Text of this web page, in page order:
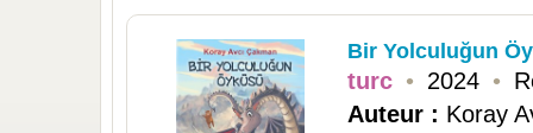
Bir Yolculuğun
turc • 2024 •
Auteur : Koray